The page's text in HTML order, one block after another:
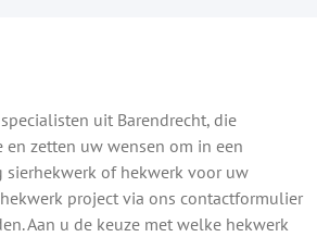
uit Barendrecht, die
zetten uw wensen om in een
sierhekwerk of hekwerk voor uw
project via ons contactformulier
Aan u de keuze met welke hekwerk